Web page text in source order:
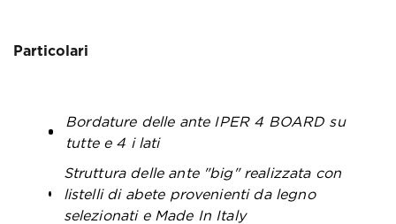
Particolari
Bordature delle ante IPER 4 BOARD su
tutte e 4 i lati
Struttura delle ante "big" realizzata con
listelli di abete provenienti da legno
selezionati e Made In Italy